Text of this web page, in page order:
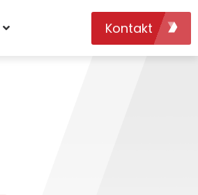
Kontakt